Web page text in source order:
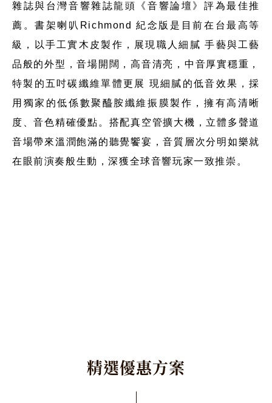
雜誌與台灣音響雜誌龍頭《音響論壇》評為最佳推
薦。書架喇叭Richmond 紀念版是目前在台最高等
級，以手工實木皮製作，展現職人細膩 手藝與工藝
品般的外型，音場開闊，高音清亮，中音厚實穩重，
特製的五吋碳纖維單體更展 現細膩的低音效果，採
用獨家的低係數聚醯胺纖維振膜製作，擁有高清晰
度、音色精確優點。搭配真空管擴大機，立體多聲道
音場帶來溫潤飽滿的聽覺饗宴，音質層次分明如樂就
在眼前演奏般生動，深獲全球音響玩家一致推崇。
精選優惠方案